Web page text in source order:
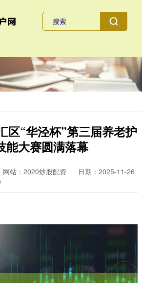
区“华泾杯”第三届养老护
能大赛圆满落幕
网站：2020炒股配资
日期：2025-11-26